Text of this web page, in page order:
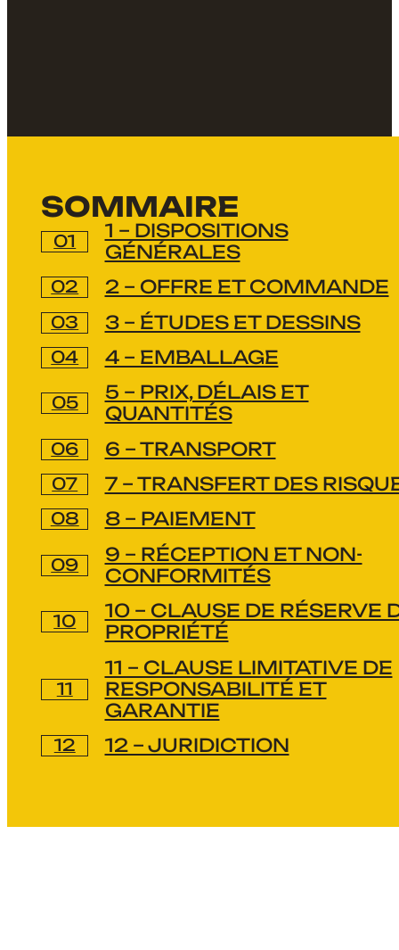
SOMMAIRE
1 – DISPOSITIONS
GÉNÉRALES
2 – OFFRE ET COMMANDE
3 – ÉTUDES ET DESSINS
4 – EMBALLAGE
5 – PRIX, DÉLAIS ET
QUANTITÉS
6 – TRANSPORT
7 – TRANSFERT DES
8 – PAIEMENT
9 – RÉCEPTION ET NON-
CONFORMITÉS
10 – CLAUSE DE RÉSERVE
PROPRIÉTÉ
11 – CLAUSE LIMITATIVE DE
RESPONSABILITÉ ET
GARANTIE
12 – JURIDICTION